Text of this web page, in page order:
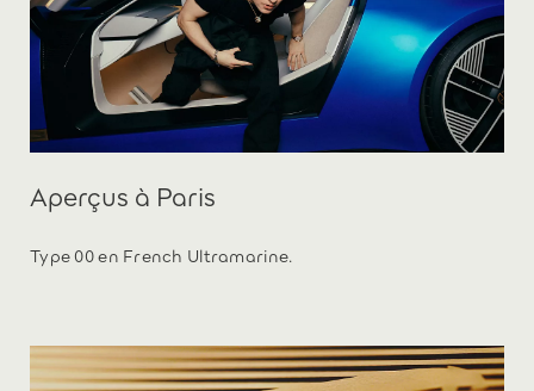
Aperçus à Paris
Type 00 en French Ultramarine.